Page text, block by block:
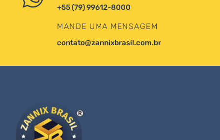
+55 (79) 99612-8000
MANDE UMA MENSAGEM
contato@zannixbrasil.com.br